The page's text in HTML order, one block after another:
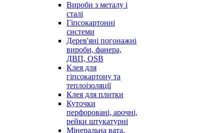
Вироби з металу і
сталі
Гіпсокартонні
системи
Дерев'яні погонажні
вироби, фанера,
ДВП, OSB
Клея для
гіпсокартону та
теплоізоляції
Клея для плитки
Куточки
перфоровані, арочні,
рейки штукатурні
Мінеральна вата,